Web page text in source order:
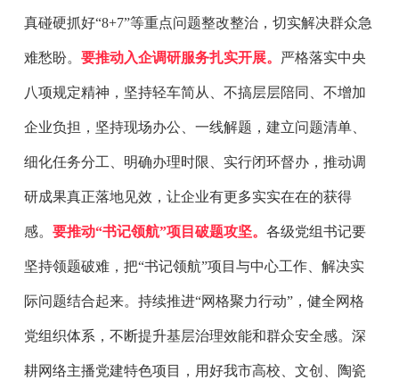
真碰硬抓好“8+7”等重点问题整改整治，切实解决群众急
难愁盼。 要推动入企调研服务扎实开展。 严格落实中央
八项规定精神，坚持轻车简从、不搞层层陪同、不增加
企业负担，坚持现场办公、一线解题，建立问题清单、
细化任务分工、明确办理时限、实行闭环督办，推动调
研成果真正落地见效，让企业有更多实实在在的获得
感。 要推动“书记领航”项目破题攻坚。 各级党组书记要
坚持领题破难，把“书记领航”项目与中心工作、解决实
际问题结合起来。持续推进“网格聚力行动”，健全网格
党组织体系，不断提升基层治理效能和群众安全感。深
耕网络主播党建特色项目，用好我市高校、文创、陶瓷